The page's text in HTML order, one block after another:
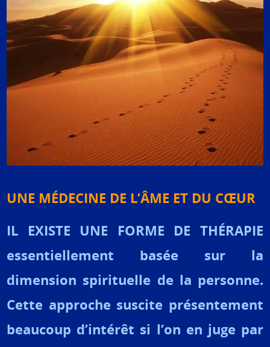
UNE MÉDECINE DE L’ÂME ET DU CŒUR
IL EXISTE UNE FORME DE THÉRAPIE
essentiellement basée sur la
dimension spirituelle de la personne.
Cette approche suscite présentement
beaucoup d’intérêt si l’on en juge par